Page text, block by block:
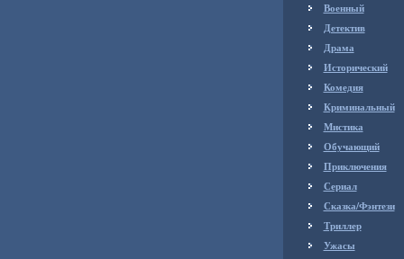
Военный
Детектив
Драма
Исторический
Комедия
Криминальный
Мистика
Обучающий
Приключения
Сериал
Сказка/Фэнтези
Триллер
Ужасы